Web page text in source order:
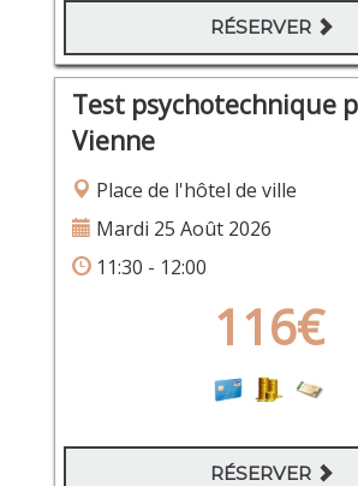
RÉSERVER
Test psychotechnique
Vienne
Place de l'hôtel de ville
Mardi 25 Août 2026
11:30 - 12:00
116€
RÉSERVER